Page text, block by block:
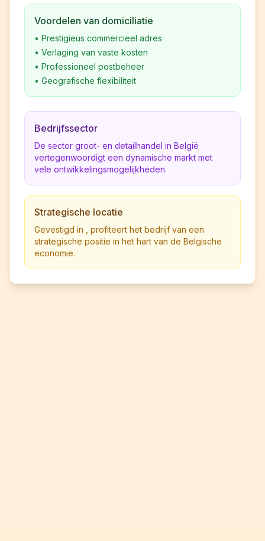
Voordelen van domiciliatie
• Prestigieus commercieel adres
• Verlaging van vaste kosten
• Professioneel postbeheer
• Geografische flexibiliteit
Bedrijfssector
De sector groot- en detailhandel in België
vertegenwoordigt een dynamische markt met
vele ontwikkelingsmogelijkheden.
Strategische locatie
Gevestigd in , profiteert het bedrijf van een
strategische positie in het hart van de Belgische
economie.